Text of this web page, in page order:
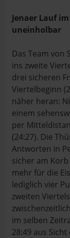
Jenaer Lauf
uneinholbar
Das Team von
ins zweite
drei sicheren
Viertelbeginn
näher heran:
einem
per
(24:27). Die
Antworten in
sicher am
mehr für die
lediglich vier
zweiten
im selben
28:49 aus